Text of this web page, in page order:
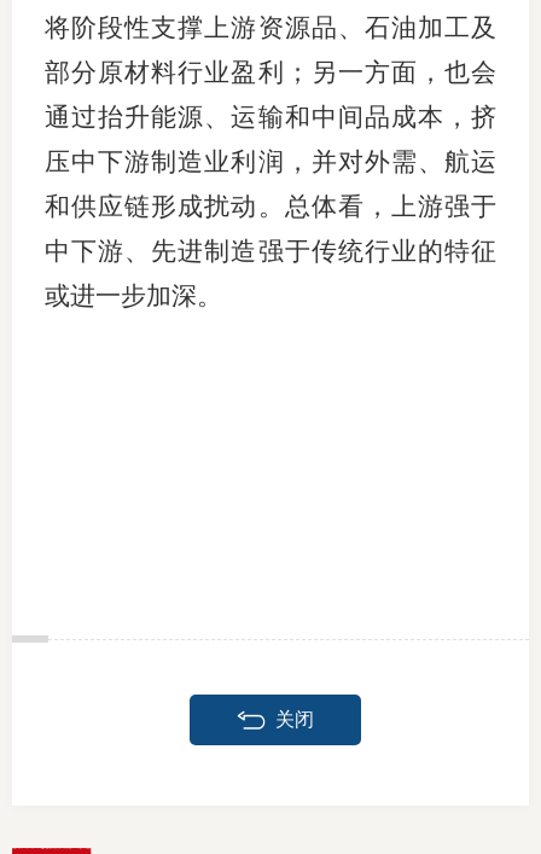
将阶段性支撑上游资源品、石油加工及
部分原材料行业盈利；另一方面，也会
通过抬升能源、运输和中间品成本，挤
压中下游制造业利润，并对外需、航运
和供应链形成扰动。总体看，上游强于
中下游、先进制造强于传统行业的特征
或进一步加深。
关闭